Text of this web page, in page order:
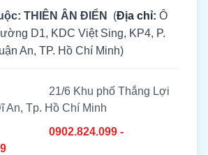
THIÊN ÂN ĐIỂN (Địa chỉ: Ô
D1, KDC Việt Sing, KP4, P.
An, TP. Hồ Chí Minh)
21/6 Khu phố Thắng Lợi
An, Tp. Hồ Chí Minh
0902.824.099 -